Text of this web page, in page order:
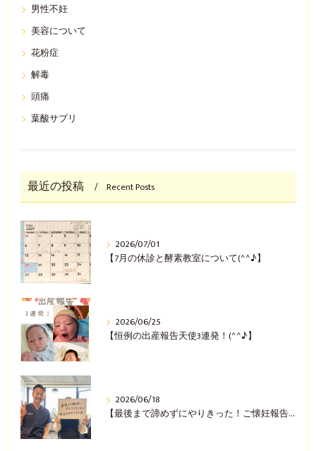
男性不妊
美容について
花粉症
解毒
頭痛
葉酸サプリ
最近の投稿 Recent Posts
2026/07/01
【7月の休診と酵素教室について(^^♪】
2026/06/25
【恒例の出産報告天使3連発！(^^♪】
2026/06/18
【最後まで諦めずにやりきった！ご懐妊報告(^^♪】